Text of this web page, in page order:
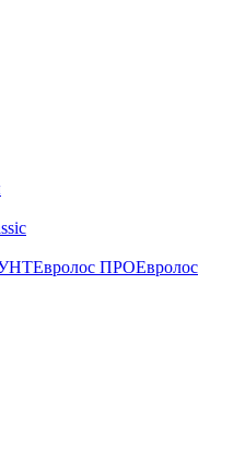
Евролос ПРОЕвролос